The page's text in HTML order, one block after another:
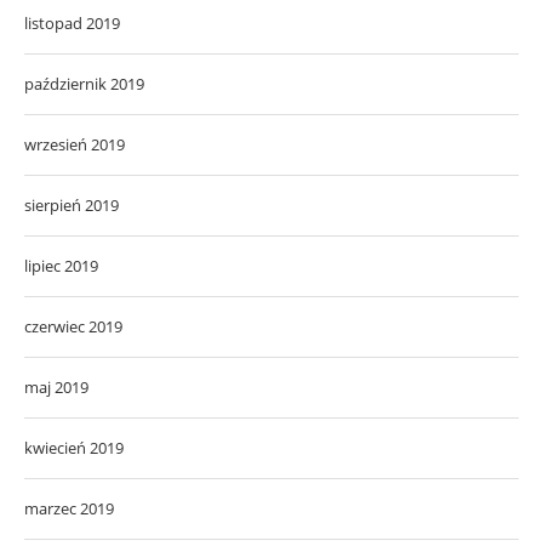
listopad 2019
październik 2019
wrzesień 2019
sierpień 2019
lipiec 2019
czerwiec 2019
maj 2019
kwiecień 2019
marzec 2019